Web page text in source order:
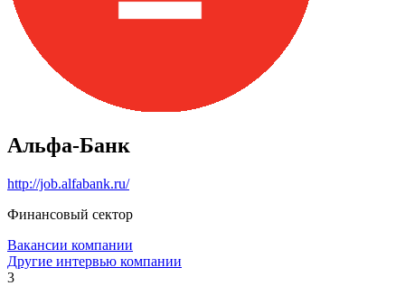
Альфа-Банк
http://job.alfabank.ru/
Финансовый сектор
Вакансии компании
Другие интервью компании
3